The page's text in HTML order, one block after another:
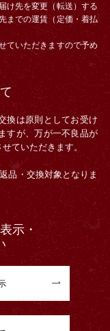
け先を変更（転送）する
までの運賃（定価・着払
ていただきますので予め
換は原則としてお受け
すが、万が一不良品が
ていただきます。
品・交換対象となりま
示・